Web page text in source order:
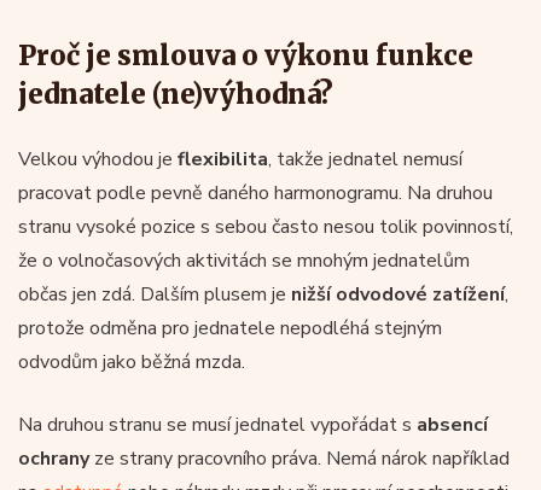
Proč je smlouva o výkonu funkce
jednatele (ne)výhodná?
Velkou výhodou je flexibilita, takže jednatel nemusí
pracovat podle pevně daného harmonogramu. Na druhou
stranu vysoké pozice s sebou často nesou tolik povinností,
že o volnočasových aktivitách se mnohým jednatelům
občas jen zdá. Dalším plusem je nižší odvodové zatížení,
protože odměna pro jednatele nepodléhá stejným
odvodům jako běžná mzda.
Na druhou stranu se musí jednatel vypořádat s absencí
ochranyze strany pracovního práva. Nemá nárok například